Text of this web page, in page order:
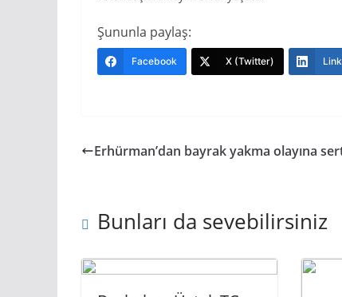
Şununla paylaş:
Facebook X (Twitter)
Erhürman’dan bayrak yakma olayına
Bunları da sevebilirsiniz